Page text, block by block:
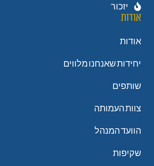
יזכור
אודות
אודות
יחידות שאנחנו מלווים
שותפים
צוות העמותה
הוועד המנהל
שקיפות